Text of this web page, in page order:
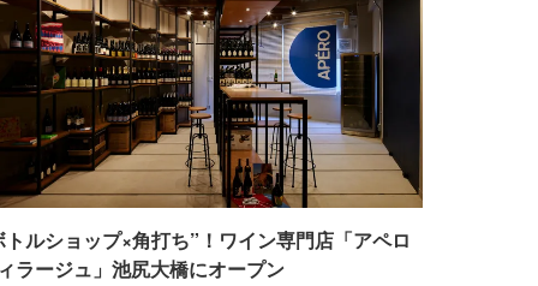
トルショップ×角打ち”！ワイン専門店「アペロ
ラージュ」池尻大橋にオープン